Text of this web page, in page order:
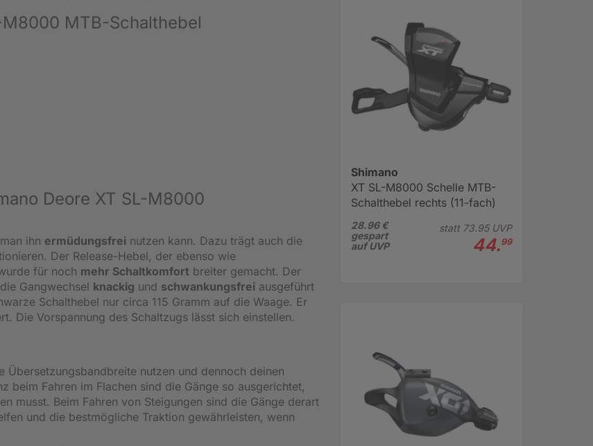
MTB-Schalthebel
Deore XT SL-M8000
ihn ermüdungsfrei nutzen kann. Dazu trägt auch die
Der Release-Hebel, der ebenso wie
für noch mehr Schaltkomfort breiter gemacht. Der
Gangwechsel knackig und schwankungsfrei ausgeführt
Schalthebel nur circa 115 Gramm auf die Waage. Er
Die Vorspannung des Schaltzugs lässt sich einstellen.
Übersetzungsbandbreite nutzen und dennoch deinen
beim Fahren im Flachen sind die Gänge so ausgerichtet,
musst. Beim Fahren von Steigungen sind die Gänge derart
und die bestmögliche Traktion gewährleisten, wenn
Shimano
XT SL-M8000 Schelle MTB-
Schalthebel rechts (11-fach)
28.96 €
gespart
auf UVP
statt 73.95UVP
44.99